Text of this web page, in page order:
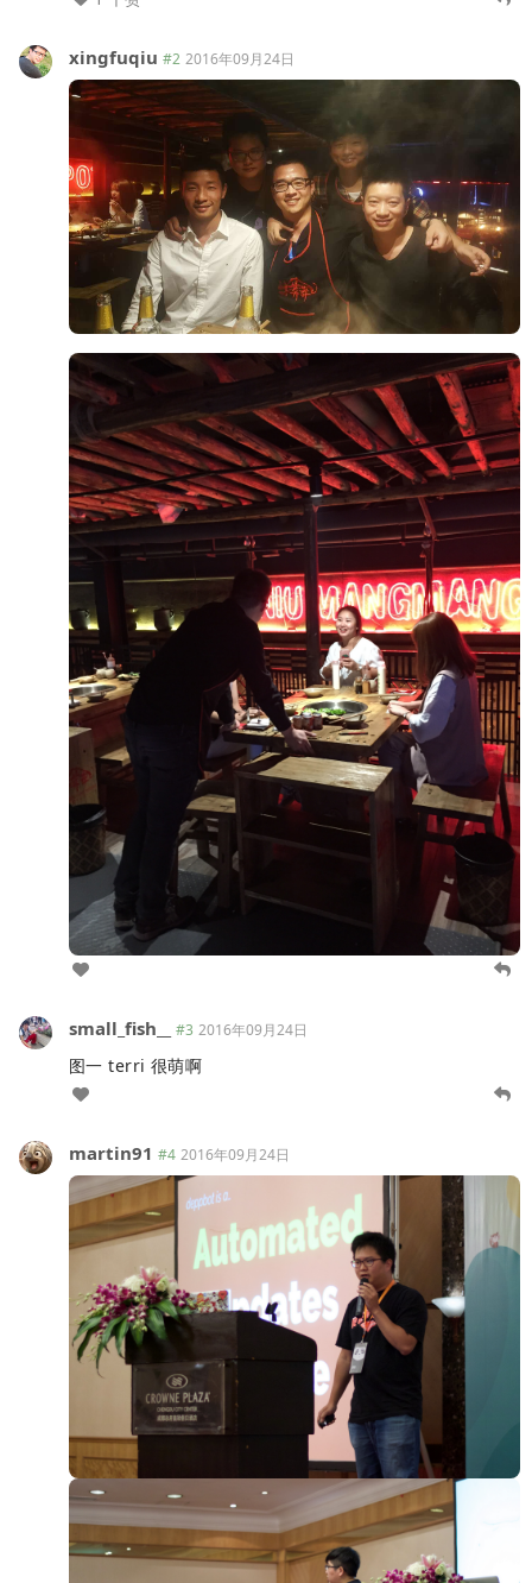
xingfuqiu #2 2016年09月24日
small_fish__ #3 2016年09月24日
图一 terri 很萌啊
martin91 #4 2016年09月24日